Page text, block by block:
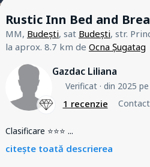
Rustic Inn Bed and
MM, Budești, sat Budești, str.
la aprox. 8.7 km de Ocna Șugatag
Gazdac Liliana
Verificat· din 2025
1 recenzie
Clasificare ⭐️⭐️⭐️ ...
citește toată descrierea